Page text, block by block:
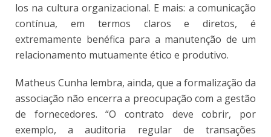
los na cultura organizacional. E mais: a comunicação
contínua, em termos claros e diretos, é
extremamente benéfica para a manutenção de um
relacionamento mutuamente ético e produtivo.
Matheus Cunha lembra, ainda, que a formalização da
associação não encerra a preocupação com a gestão
de fornecedores. “O contrato deve cobrir, por
exemplo, a auditoria regular de transações